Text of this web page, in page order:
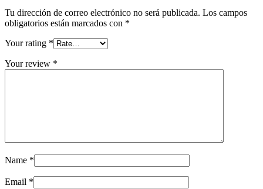
Tu dirección de correo electrónico no será publicada. Los campos
obligatorios están marcados con *
Your rating *
Your review *
Name *
Email *